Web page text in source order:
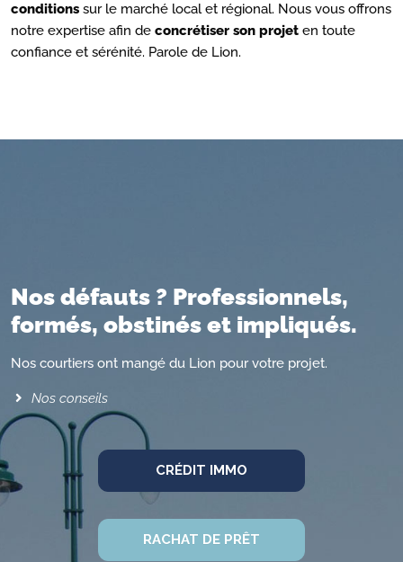
conditions sur le marché local et régional. Nous vous offrons
notre expertise afin de concrétiser son projet en toute
confiance et sérénité. Parole de Lion.
Nos défauts ? Professionnels,
formés, obstinés et impliqués.
Nos courtiers ont mangé du Lion pour votre projet.
Nos conseils
CRÉDIT IMMO
RACHAT DE PRÊT